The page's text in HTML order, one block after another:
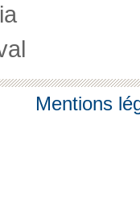
Mentions